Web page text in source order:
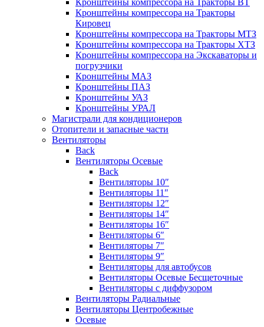
Кронштейны компрессора на Тракторы ВТ
Кронштейны компрессора на Тракторы
Кировец
Кронштейны компрессора на Тракторы МТЗ
Кронштейны компрессора на Тракторы ХТЗ
Кронштейны компрессора на Экскаваторы и
погрузчики
Кронштейны МАЗ
Кронштейны ПАЗ
Кронштейны УАЗ
Кронштейны УРАЛ
Магистрали для кондиционеров
Отопители и запасные части
Вентиляторы
Back
Вентиляторы Осевые
Back
Вентиляторы 10″
Вентиляторы 11″
Вентиляторы 12″
Вентиляторы 14″
Вентиляторы 16″
Вентиляторы 6″
Вентиляторы 7″
Вентиляторы 9″
Вентиляторы для автобусов
Вентиляторы Осевые Бесщеточные
Вентиляторы с диффузором
Вентиляторы Радиальные
Вентиляторы Центробежные
Осевые